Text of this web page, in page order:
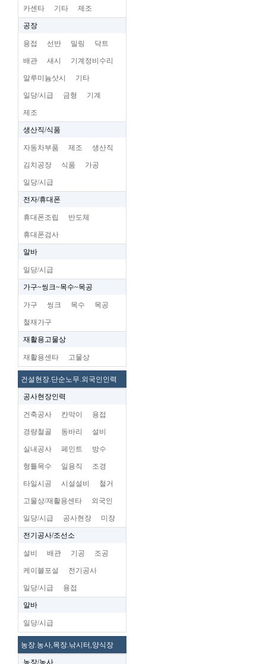
카센타 기타 제조
공장
용접 선반 밀링 닥트
배관 새시 기계정비수리
알루미늄삿시 기타
일당/시급 금형 기계
제조
생산직/식품
자동차부품 제조 생산직
김치공장 식품 가공
일당/시급
전자/휴대폰
휴대폰조립 반도체
휴대폰검사
알바
일당/시급
가구~씽크~목수~목공
가구 씽크 목수 목공
철재가구
재활용고물상
재활용센타 고물상
건설현장.단순노무.외국인인력
공사현장인력
건축공사 칸막이 용접
경량철골 동바리 설비
실내공사 페인트 방수
형틀목수 일용직 조경
타일시공 시설설비 철거
고물상/재활용센타 외국인
일당/시급 공사현장 미장
전기공사/조선소
설비 배관 기공 조공
케이블포설 전기공사
일당/시급 용접
알바
일당/시급
농장.농사,목장.낚시터,양식장
농장/농사